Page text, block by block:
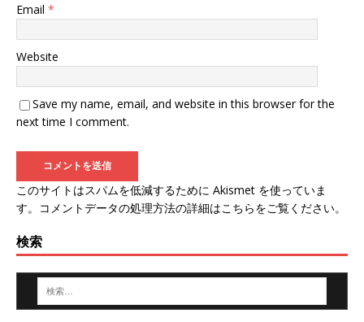
Email *
Website
Save my name, email, and website in this browser for the
next time I comment.
このサイトはスパムを低減するために Akismet を使っていま
す。
コメントデータの処理方法の詳細はこちらをご覧ください。
検索